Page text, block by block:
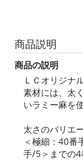
商品説明
商品の説明
ＬＣオリジナ
素材には、太
いラミー麻を
太さのバリエ
＜極細：40番
手/5＞までの4